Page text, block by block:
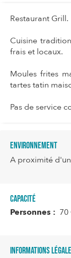
Restaurant Grill.
Cuisine
frais et locaux.
Moules frites
tartes tatin
Pas de service
Environnement
A proximité
Capacité
Personnes : 70
Informations